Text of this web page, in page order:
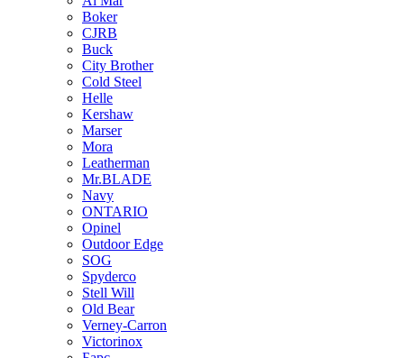
Boker
CJRB
Buck
City Brother
Cold Steel
Helle
Kershaw
Marser
Mora
Leatherman
Mr.BLADE
Navy
ONTARIO
Opinel
Outdoor Edge
SOG
Spyderco
Stell Will
Old Bear
Verney-Carron
Victorinox